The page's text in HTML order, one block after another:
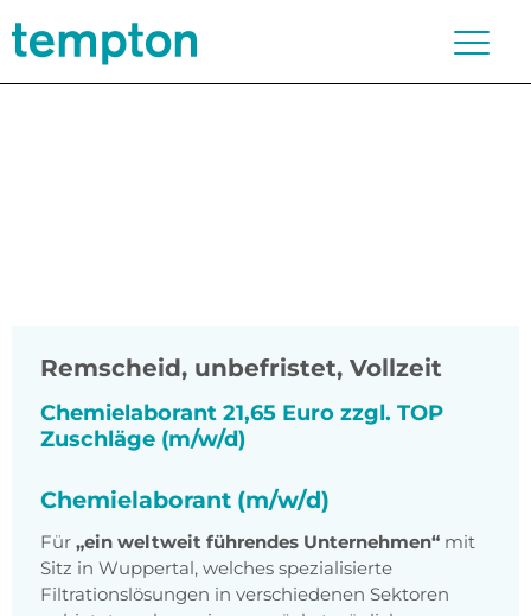
Remscheid, unbefristet, Vollzeit
Chemielaborant 21,65 Euro zzgl. TOP
Zuschläge (m/w/d)
Chemielaborant (m/w/d)
Für „ein weltweit führendes Unternehmen“ mit
Sitz in Wuppertal, welches spezialisierte
Filtrationslösungen in verschiedenen Sektoren